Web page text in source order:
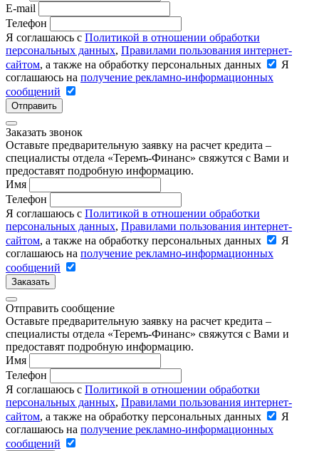
E-mail
Телефон
Я соглашаюсь с Политикой в отношении обработки
персональных данных, Правилами пользования интернет-
сайтом, а также на обработку персональных данных
Я
соглашаюсь на получение рекламно-информационных
сообщений
Отправить
Заказать звонок
Оставьте предварительную заявку на расчет кредита –
специалисты отдела «Теремъ-Финанс» свяжутся с Вами и
предоставят подробную информацию.
Имя
Телефон
Я соглашаюсь с Политикой в отношении обработки
персональных данных, Правилами пользования интернет-
сайтом, а также на обработку персональных данных
Я
соглашаюсь на получение рекламно-информационных
сообщений
Заказать
Отправить сообщение
Оставьте предварительную заявку на расчет кредита –
специалисты отдела «Теремъ-Финанс» свяжутся с Вами и
предоставят подробную информацию.
Имя
Телефон
Я соглашаюсь с Политикой в отношении обработки
персональных данных, Правилами пользования интернет-
сайтом, а также на обработку персональных данных
Я
соглашаюсь на получение рекламно-информационных
сообщений